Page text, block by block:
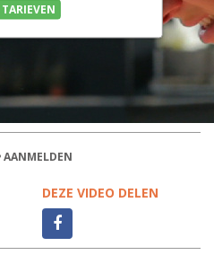
TARIEVEN
AANMELDEN
DEZE VIDEO DELEN